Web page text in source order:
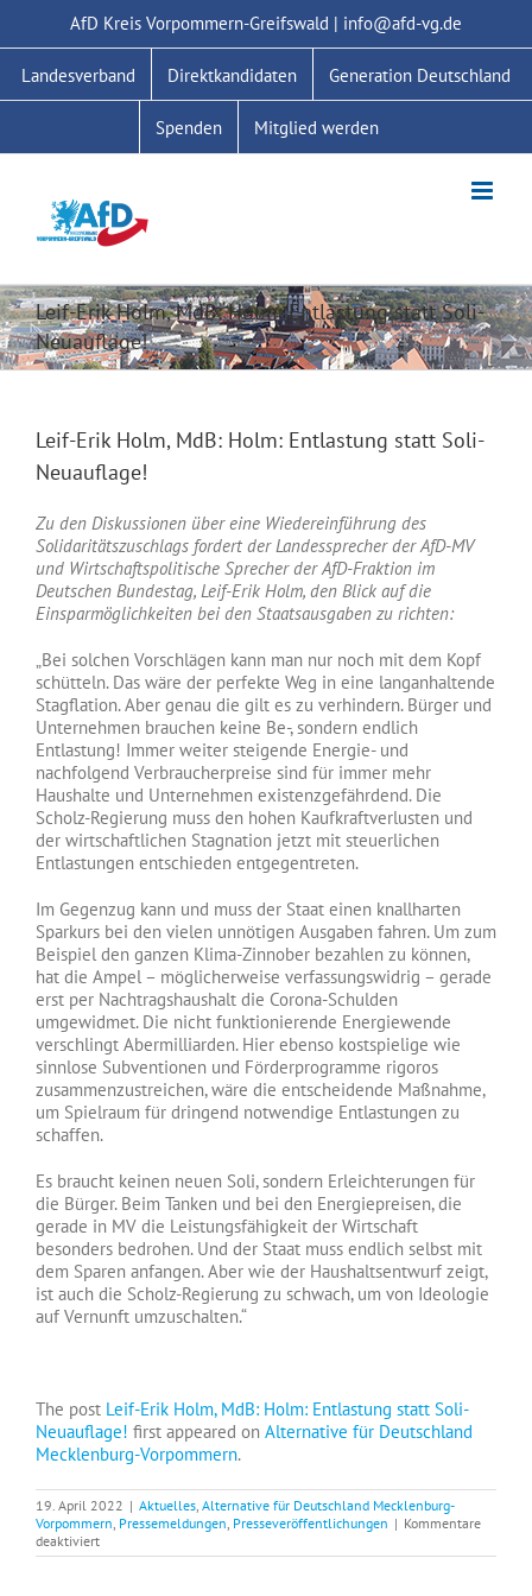
springen
AfD Kreis Vorpommern-Greifswald | info@afd-vg.de
Landesverband Direktkandidaten Generation Deutschland
Spenden Mitglied werden
Leif-Erik Holm, MdB: Holm: Entlastung statt Soli-
Neuauflage!
Leif-Erik Holm, MdB: Holm: Entlastung statt Soli-
Neuauflage!
Zu den Diskussionen über eine Wiedereinführung des
Solidaritätszuschlags fordert der Landessprecher der AfD-MV
und Wirtschaftspolitische Sprecher der AfD-Fraktion im
Deutschen Bundestag, Leif-Erik Holm, den Blick auf die
Einsparmöglichkeiten bei den Staatsausgaben zu richten:
„Bei solchen Vorschlägen kann man nur noch mit dem Kopf
schütteln. Das wäre der perfekte Weg in eine langanhaltende
Stagflation. Aber genau die gilt es zu verhindern. Bürger und
Unternehmen brauchen keine Be-, sondern endlich
Entlastung! Immer weiter steigende Energie- und
nachfolgend Verbraucherpreise sind für immer mehr
Haushalte und Unternehmen existenzgefährdend. Die
Scholz-Regierung muss den hohen Kaufkraftverlusten und
der wirtschaftlichen Stagnation jetzt mit steuerlichen
Entlastungen entschieden entgegentreten.
Im Gegenzug kann und muss der Staat einen knallharten
Sparkurs bei den vielen unnötigen Ausgaben fahren. Um zum
Beispiel den ganzen Klima-Zinnober bezahlen zu können,
hat die Ampel – möglicherweise verfassungswidrig – gerade
erst per Nachtragshaushalt die Corona-Schulden
umgewidmet. Die nicht funktionierende Energiewende
verschlingt Abermilliarden. Hier ebenso kostspielige wie
sinnlose Subventionen und Förderprogramme rigoros
zusammenzustreichen, wäre die entscheidende Maßnahme,
um Spielraum für dringend notwendige Entlastungen zu
schaffen.
Es braucht keinen neuen Soli, sondern Erleichterungen für
die Bürger. Beim Tanken und bei den Energiepreisen, die
gerade in MV die Leistungsfähigkeit der Wirtschaft
besonders bedrohen. Und der Staat muss endlich selbst mit
dem Sparen anfangen. Aber wie der Haushaltsentwurf zeigt,
ist auch die Scholz-Regierung zu schwach, um von Ideologie
auf Vernunft umzuschalten.“
The post Leif-Erik Holm, MdB: Holm: Entlastung statt Soli-
Neuauflage! first appeared on Alternative für Deutschland
Mecklenburg-Vorpommern.
19. April 2022 | Aktuelles Alternative für Deutschland Mecklenburg-
Vorpommern Pressemeldungen Presseveröffentlichungen | Kommentare
deaktiviertfür
Leif-